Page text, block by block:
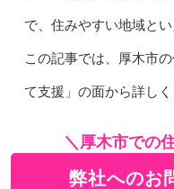
で、住みやすい地域とい
この記事では、厚木市
て支援」の面から詳しく
＼厚木市での
弊社へのお